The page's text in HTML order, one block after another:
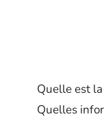
Quelle est
Quelles